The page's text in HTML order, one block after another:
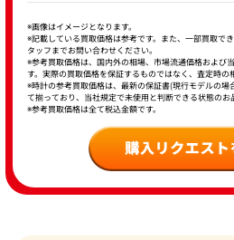
※画像はイメージとなります。
※記載している買取価格は参考です。また、一部買取で
タッフまでお問い合わせください。
※参考買取価格は、国内外の相場、市場流通価格および
す。実際の買取価格を保証するものではなく、査定時の
※時計の参考買取価格は、最新の保証書(現行モデルの
て揃っており、当社規定で未使用と判断できる状態のお
※参考買取価格は全て税込金額です。